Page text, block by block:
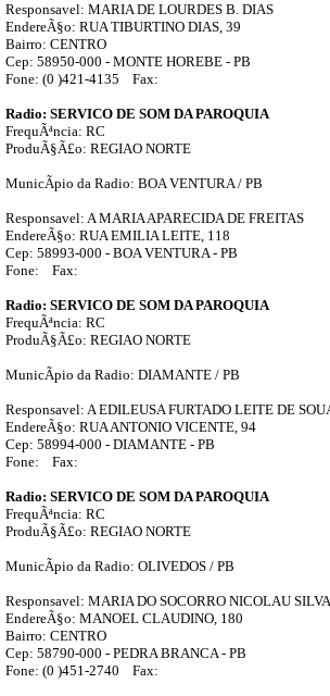
Responsavel: MARIA DE LOURDES B. DIAS
EndereÃ§o: RUA TIBURTINO DIAS, 39
Bairro: CENTRO
Cep: 58950-000 - MONTE HOREBE - PB
Fone: (0 )421-4135 Fax:
Radio: SERVICO DE SOM DA PAROQUIA
FrequÃªncia: RC
ProduÃ§Ã£o: REGIAO NORTE
MunicÃ­pio da Radio: BOA VENTURA / PB
Responsavel: A MARIA APARECIDA DE FREITAS
EndereÃ§o: RUA EMILIA LEITE, 118
Cep: 58993-000 - BOA VENTURA - PB
Fone: Fax:
Radio: SERVICO DE SOM DA PAROQUIA
FrequÃªncia: RC
ProduÃ§Ã£o: REGIAO NORTE
MunicÃ­pio da Radio: DIAMANTE / PB
Responsavel: A EDILEUSA FURTADO LEITE DE
EndereÃ§o: RUA ANTONIO VICENTE, 94
Cep: 58994-000 - DIAMANTE - PB
Fone: Fax:
Radio: SERVICO DE SOM DA PAROQUIA
FrequÃªncia: RC
ProduÃ§Ã£o: REGIAO NORTE
MunicÃ­pio da Radio: OLIVEDOS / PB
Responsavel: MARIA DO SOCORRO NICOLAU SILVA
EndereÃ§o: MANOEL CLAUDINO, 180
Bairro: CENTRO
Cep: 58790-000 - PEDRA BRANCA - PB
Fone: (0 )451-2740 Fax: